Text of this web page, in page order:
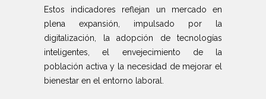
Estos indicadores reflejan un mercado en
plena expansión, impulsado por la
digitalización, la adopción de tecnologías
inteligentes, el envejecimiento de la
población activa y la necesidad de mejorar el
bienestar en el entorno laboral.